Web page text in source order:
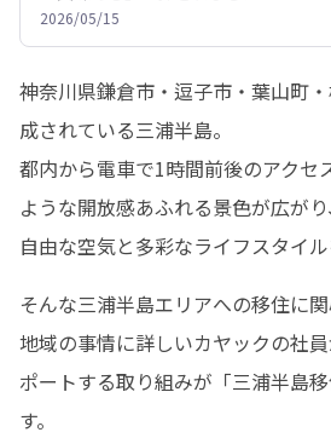
2026/05/15
神奈川県鎌倉市・逗子市・葉山町
成されている三浦半島。
都内から電車で1時間前後のアクセ
ような開放感あふれる景色が広が
自由な空気と多彩なライフスタイル
そんな三浦半島エリアへの移住に関
地域の事情に詳しいカヤックの社
ポートする取り組みが「三浦半島
す。